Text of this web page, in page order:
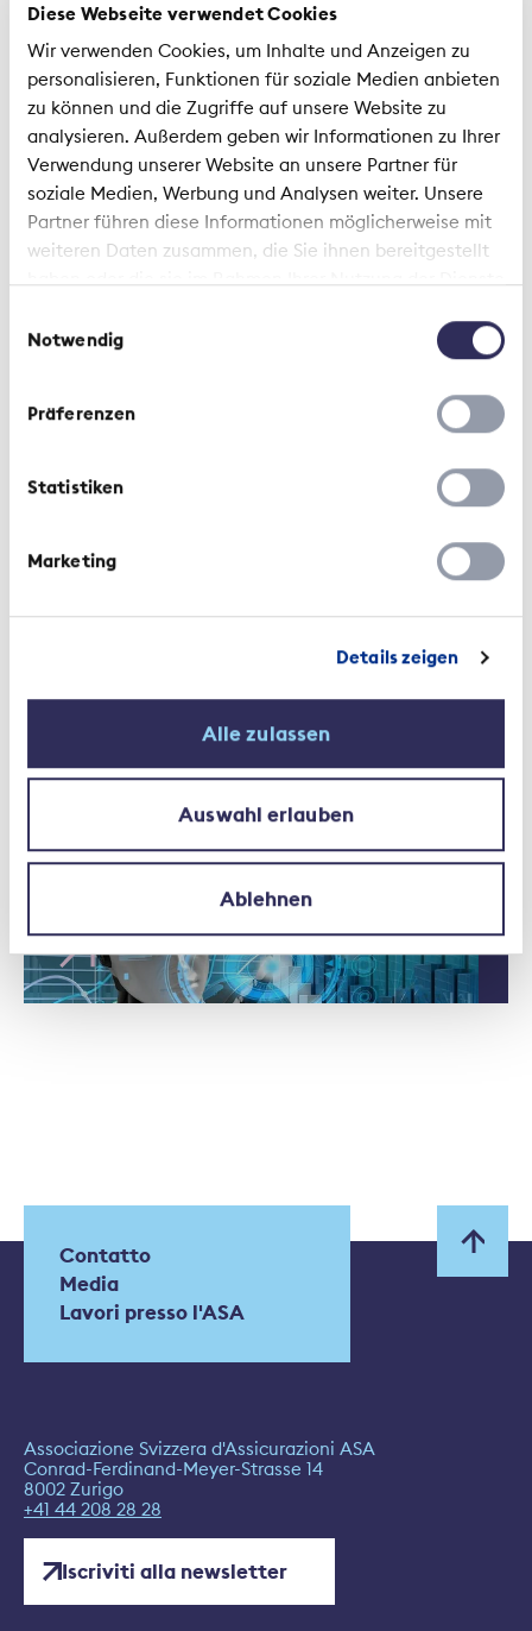
Diese Webseite verwendet Cookies
Wir verwenden Cookies, um Inhalte und Anzeigen zu
personalisieren, Funktionen für soziale Medien anbieten
zu können und die Zugriffe auf unsere Website zu
analysieren. Außerdem geben wir Informationen zu Ihrer
Verwendung unserer Website an unsere Partner für
soziale Medien, Werbung und Analysen weiter. Unsere
Partner führen diese Informationen möglicherweise mit
weiteren Daten zusammen, die Sie ihnen bereitgestellt
haben oder die sie im Rahmen Ihrer Nutzung der Dienste
Notwendig
Präferenzen
Statistiken
Marketing
Details zeigen
Alle zulassen
Auswahl erlauben
Ablehnen
Congresso specialistico
sull’assicurazione di protezione
giuridica 2026
Intervista | 28 Febbraio 2023
«L’intelligenza artificiale può
tutti gli ambiti»
Contesto | 2 Febbraio 2023
Quando la fantascienza incontra
la realtà: l'IA nelle assicurazioni
Contatto
Media
Lavori presso l'ASA
Associazione Svizzera d'Assicurazioni ASA
Conrad-Ferdinand-Meyer-Strasse 14
8002 Zurigo
+41 44 208 28 28
Iscriviti alla newsletter